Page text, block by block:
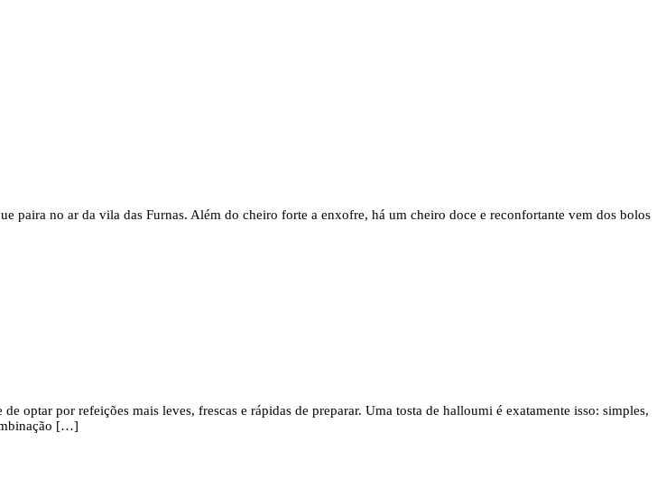
paira no ar da vila das Furnas. Além do cheiro forte a enxofre, há um cheiro doce e reconfortante vem dos bolos
optar por refeições mais leves, frescas e rápidas de preparar. Uma tosta de halloumi é exatamente isso: simples,
[…]